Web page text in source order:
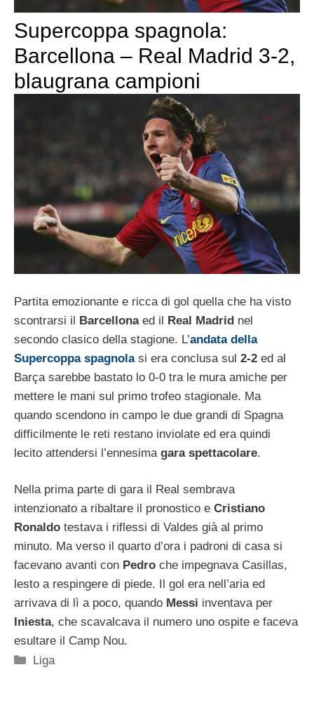
Supercoppa spagnola:
Barcellona – Real Madrid 3-2,
blaugrana campioni
Partita emozionante e ricca di gol quella che ha visto
scontrarsi il Barcellonaed il Real Madrid nel
secondo clasico della stagione. L’andata della
Supercoppa spagnolasi era conclusa sul 2-2 ed al
Barça sarebbe bastato lo 0-0 tra le mura amiche per
mettere le mani sul primo trofeo stagionale. Ma
quando scendono in campo le due grandi di Spagna
difficilmente le reti restano inviolate ed era quindi
lecito attendersi l’ennesima gara spettacolare.
Nella prima parte di gara il Real sembrava
intenzionato a ribaltare il pronostico e Cristiano
Ronaldo testava i riflessi di Valdes già al primo
minuto. Ma verso il quarto d’ora i padroni di casa si
facevano avanti con Pedro che impegnava Casillas,
lesto a respingere di piede. Il gol era nell’aria ed
arrivava di lì a poco, quando Messi inventava per
Iniesta, che scavalcava il numero uno ospite e faceva
esultare il Camp Nou.
Categorie
Liga